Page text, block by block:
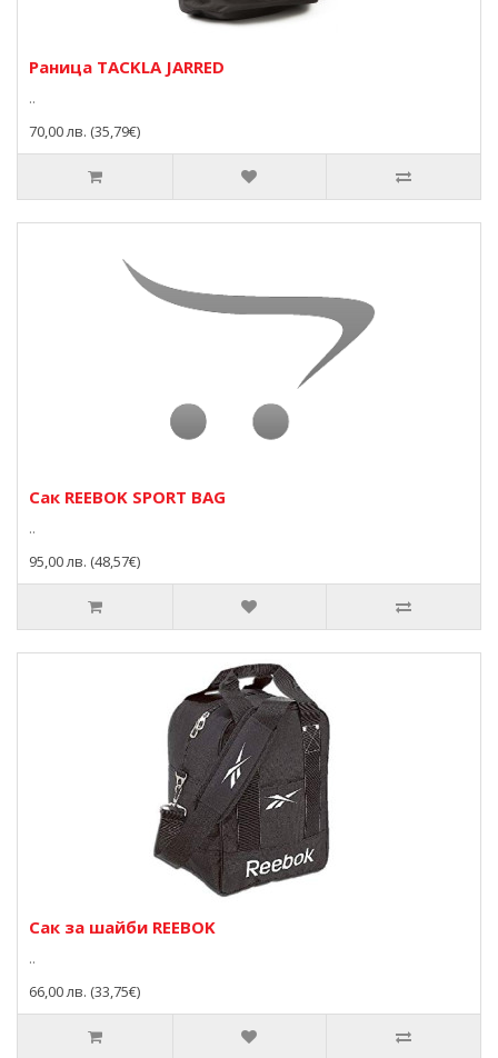
Раница TACKLA JARRED
..
70,00 лв. (35,79€)
Сак REEBOK SPORT BAG
..
95,00 лв. (48,57€)
Сак за шайби REEBOK
..
66,00 лв. (33,75€)